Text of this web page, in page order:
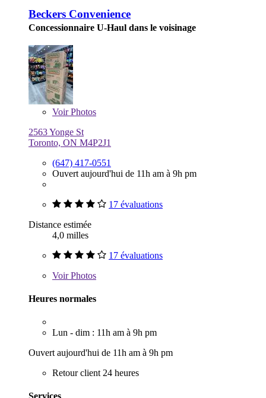
Beckers Convenience
Concessionnaire U-Haul dans le voisinage
VoirPhotos
2563 Yonge St
Toronto, ON M4P2J1
(647) 417-0551
Ouvert aujourd'hui de 11h am à 9h pm
17 évaluations
Distance estimée
4,0 milles
17 évaluations
VoirPhotos
Heures normales
Lun - dim : 11h am à 9h pm
Ouvert aujourd'hui de 11h am à 9h pm
Retour client 24 heures